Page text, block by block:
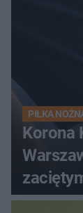
PIŁKA
Korona